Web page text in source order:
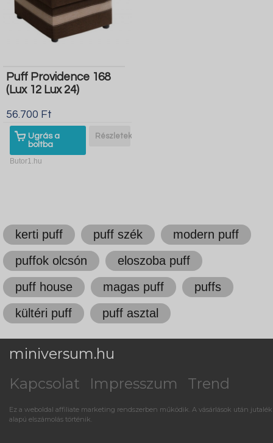
Puff Providence 168
(Lux 12 Lux 24)
56.700 Ft
Ugrás a
boltba
Részletek
Butor1.hu
kerti puff puff szék
modern puff
puffok olcsón
eloszoba puff
puff house
magas puff
puffs
kültéri puff
puff asztal
miniversum.hu
Kapcsolat
Impresszum Trend
Ez a weboldal affiliate marketing rendszerben működik. A vásárlások után jutalék
alapú elszámolás történik.